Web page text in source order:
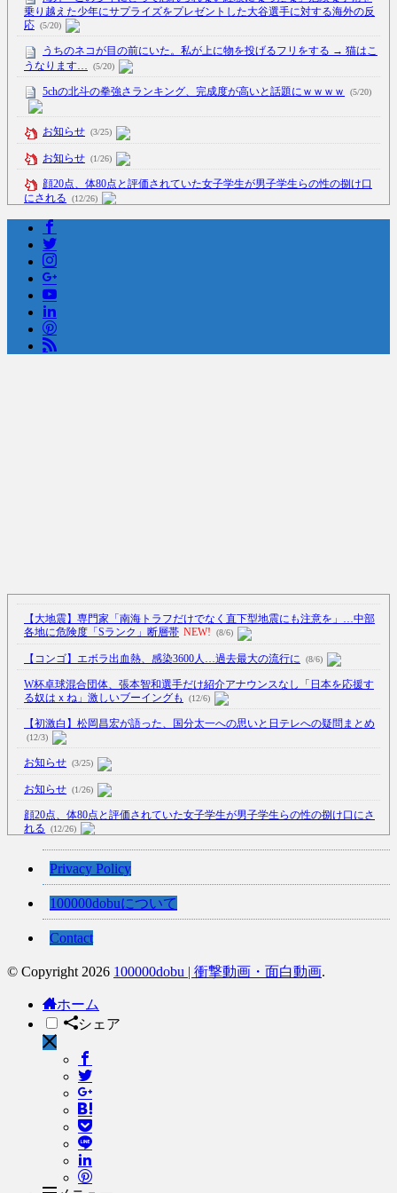
乗り越えた少年にサプライズをプレゼントした大谷選手に対する海外の反
応 (5/20)
うちのネコが目の前にいた。私が上に物を投げるフリをする → 猫はこ
うなります…
(5/20)
5chの北斗の拳強さランキング、完成度が高いと話題にｗｗｗｗ (5/20)
お知らせ (3/25)
お知らせ (1/26)
顔20点、体80点と評価されていた女子学生が男子学生らの性の捌け口
にされる
(12/26)
【中国】処理水の問題化狙うも不発？ASEAN関連会合で賛同広がらず
(7/13)
Powered by livedoor 相互RSS
【大地震】専門家「南海トラフだけでなく直下型地震にも注意を」…中部
各地に危険度「Sランク」断層帯 NEW! (8/6)
【コンゴ】エボラ出血熱、感染3600人…過去最大の流行に (8/6)
W杯卓球混合団体、張本智和選手だけ紹介アナウンスなし「日本を応援す
る奴はｘね」激しいブーイングも
(12/6)
【初激白】松岡昌宏が語った、国分太一への思いと日テレへの疑問まとめ
(12/3)
お知らせ (3/25)
お知らせ (1/26)
顔20点、体80点と評価されていた女子学生が男子学生らの性の捌け口にさ
れる
(12/26)
【中国】処理水の問題化狙うも不発？ASEAN関連会合で賛同広がらず
(7/13)
【韓国】54.1％「IAEA報告書を信用しない」
Privacy Policy
100000dobuについて
Contact
© Copyright 2026 100000dobu | 衝撃動画・面白動画.
ホーム
シェア